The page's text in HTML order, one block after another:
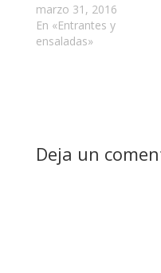
marzo 31, 2016
En «Entrantes y
ensaladas»
Deja un